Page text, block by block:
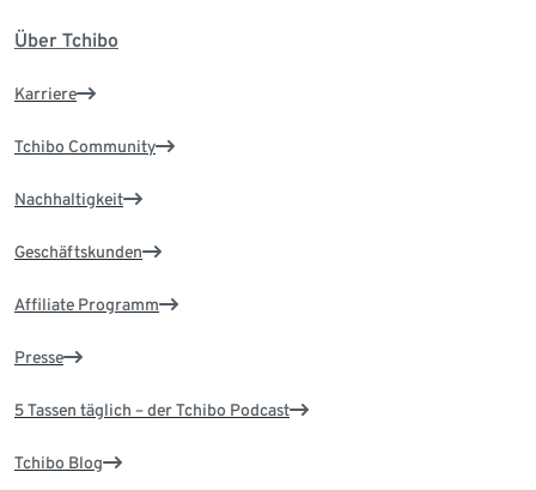
Über Tchibo
Karriere
Tchibo Community
Nachhaltigkeit
Geschäftskunden
Affiliate Programm
Presse
5 Tassen täglich – der Tchibo Podcast
Tchibo Blog